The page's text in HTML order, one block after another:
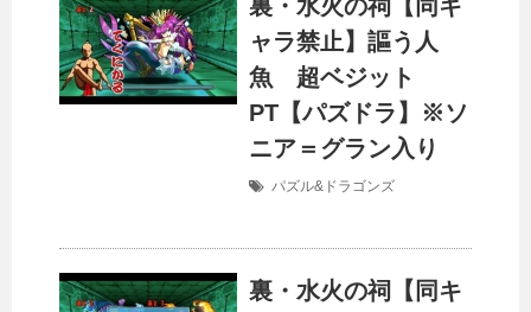
裏・水火の祠【同キ
ャラ禁止】謳う人
魚 超ベジット
PT【パズドラ】※ソ
ニア＝グラン入り
パズル&ドラゴンズ
裏・水火の祠【同キ